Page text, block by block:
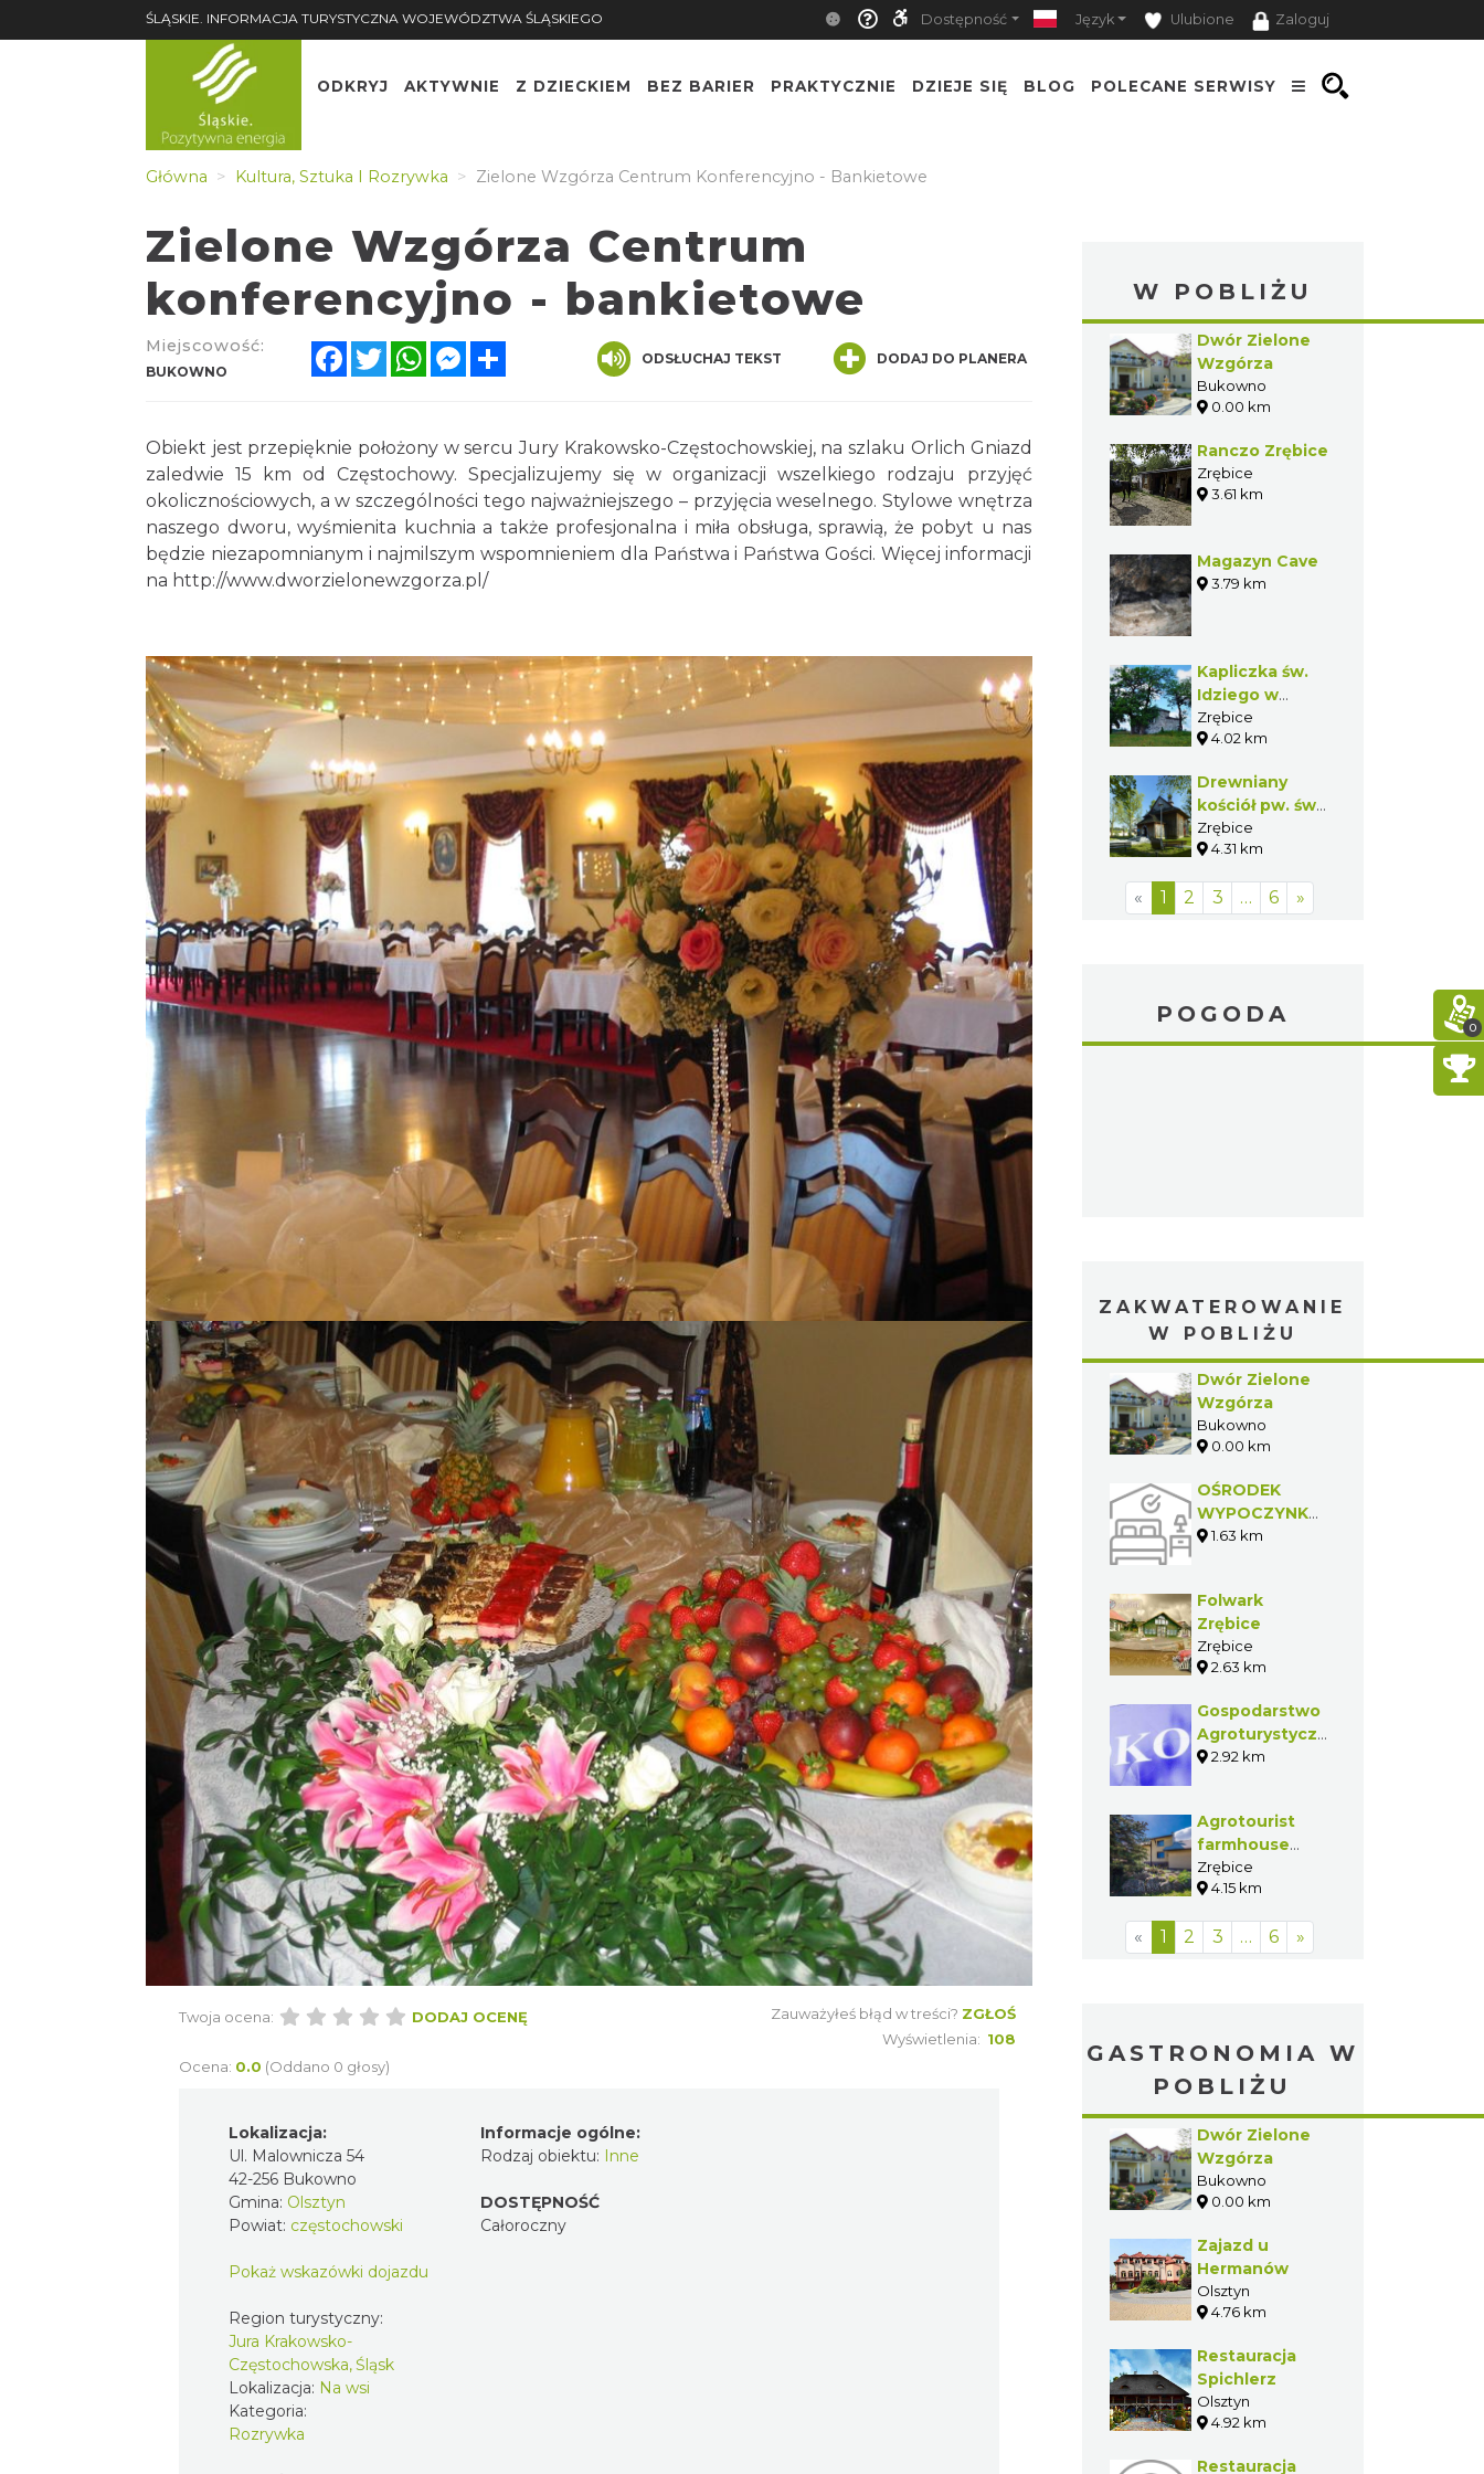
ŚLĄSKIE. INFORMACJA TURYSTYCZNA WOJEWÓDZTWA ŚLĄSKIEGO Dostępność Język Ulubione Zaloguj
ODKRYJ AKTYWNIE Z DZIECKIEM BEZ BARIER PRAKTYCZNIE DZIEJE SIĘ BLOG POLECANE SERWISY
Główna Kultura, Sztuka I Rozrywka Zielone Wzgórza Centrum Konferencyjno - Bankietowe
Zielone Wzgórza Centrum
konferencyjno - bankietowe
Miejscowość:
BUKOWNO
FacebookTwitterWhatsAppMessenger ODSŁUCHAJ TEKST DODAJ DO PLANERA
Obiekt jest przepięknie położony w sercu Jury Krakowsko-Częstochowskiej, na szlaku Orlich Gniazd
zaledwie 15 km od Częstochowy. Specjalizujemy się w organizacji wszelkiego rodzaju przyjęć
okolicznościowych, a w szczególności tego najważniejszego – przyjęcia weselnego. Stylowe wnętrza
naszego dworu, wyśmienita kuchnia a także profesjonalna i miła obsługa, sprawią, że pobyt u nas
będzie niezapomnianym i najmilszym wspomnieniem dla Państwa i Państwa Gości. Więcej informacji
na http://www.dworzielonewzgorza.pl/
Twoja ocena: DODAJ OCENĘ
Ocena: 0.0 (Oddano 0 głosy)
Zauważyłeś błąd w treści? ZGŁOŚ
Wyświetlenia: 108
Lokalizacja:
Ul. Malownicza 54
42-256 Bukowno
Gmina: Olsztyn
Powiat: częstochowski
Pokaż wskazówki dojazdu
Region turystyczny:
Jura Krakowsko-
Częstochowska, Śląsk
Lokalizacja: Na wsi
Kategoria:
Rozrywka
Informacje ogólne:
Rodzaj obiektu: Inne
DOSTĘPNOŚĆ
Całoroczny
W POBLIŻU
Dwór Zielone
Wzgórza
Bukowno
0.00 km
Ranczo Zrębice
Zrębice
3.61 km
Magazyn Cave
3.79 km
Kapliczka św.
Idziego w
Zrębicach
Zrębice
4.02 km
Drewniany
kościół pw. św.
Idziego w
Zrębicach
Zrębice
4.31 km
« 1 2 3 … 6 »
POGODA
ZAKWATEROWANIE
W POBLIŻU
Dwór Zielone
Wzgórza
Bukowno
0.00 km
OŚRODEK
WYPOCZYNKOWY
"CARITAS"
1.63 km
Folwark
Zrębice
Zrębice
2.63 km
Gospodarstwo
Agroturystyczne
- Kisiel Alina
2.92 km
Agrotourist
farmhouse
"Pod
Amonitem"
Ammonite")
Zrębice
4.15 km
« 1 2 3 … 6 »
GASTRONOMIA W
POBLIŻU
Dwór Zielone
Wzgórza
Bukowno
0.00 km
Zajazd u
Hermanów
Olsztyn
4.76 km
Restauracja
Spichlerz
Olsztyn
4.92 km
Restauracja
0